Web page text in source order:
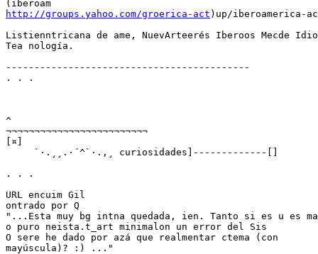
http://groups.yahoo.com/groerica-act )up/iberoamerica-
Listienntricana de ame, NuevArteerés Iberoos Mecde
Tea nología.
-------------------------------------------
. . .
^
¬¬¬¬¬¬¬¬¬¬¬¬¬¬¬¬¬¬¬¬¬¬¬¬¬
[¤]
     `·.¸¸.·´^`·.,¸ curiosidades]-------------[]
. . .
URL encuim Gil
ontrado por Q
"...Esta muy bg intna quedada, ien. Tanto si es u es
o puro neista.t_art minimalon un error del Sis
O sere he dado por azá que realmentar ctema (con
mayúscula)? :) ..."